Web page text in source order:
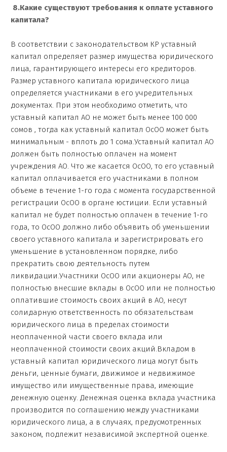
8.Какие существуют требования к оплате уставного
капитала?
В соответствии с законодательством КР уставный
капитал определяет размер имущества юридического
лица, гарантирующего интересы его кредиторов.
Размер уставного капитала юридического лица
определяется участниками в его учредительных
документах. При этом необходимо отметить, что
уставный капитал АО не может быть менее 100 000
сомов , тогда как уставный капитал ОсОО может быть
минимальным - вплоть до 1 сома.Уставный капитал АО
должен быть полностью оплачен на момент
учреждения АО. Что же касается ОсОО, то его уставный
капитал оплачивается его участниками в полном
объеме в течение 1-го года с момента государственной
регистрации ОсОО в органе юстиции. Если уставный
капитал не будет полностью оплачен в течение 1-го
года, то ОсОО должно либо объявить об уменьшении
своего уставного капитала и зарегистрировать его
уменьшение в установленном порядке, либо
прекратить свою деятельность путем
ликвидации.Участники ОсОО или акционеры АО, не
полностью внесшие вклады в ОсОО или не полностью
оплатившие стоимость своих акций в АО, несут
солидарную ответственность по обязательствам
юридического лица в пределах стоимости
неоплаченной части своего вклада или
неоплаченной стоимости своих акций.Вкладом в
уставный капитал юридического лица могут быть
деньги, ценные бумаги, движимое и недвижимое
имущество или имущественные права, имеющие
денежную оценку. Денежная оценка вклада участника
производится по соглашению между участниками
юридического лица, а в случаях, предусмотренных
законом, подлежит независимой экспертной оценке.